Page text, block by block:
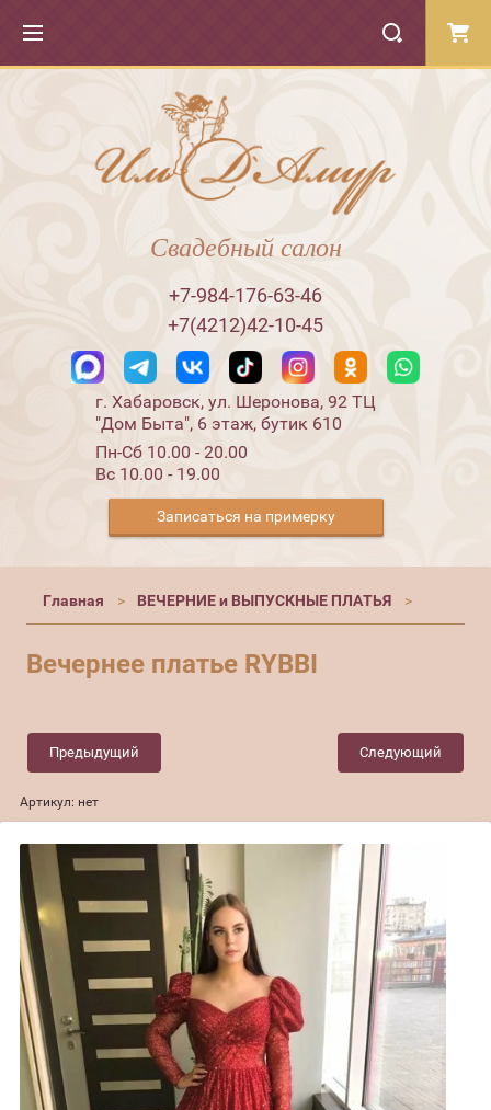
Свадебный салон
+7-984-176-63-46
+7(4212)42-10-45
г. Хабаровск, ул. Шеронова, 92 ТЦ
"Дом Быта", 6 этаж, бутик 610
Пн-Сб 10.00 - 20.00
Вс 10.00 - 19.00
Записаться на примерку
Главная ВЕЧЕРНИЕ и ВЫПУСКНЫЕ ПЛАТЬЯ
Вечернее платье RYBBI
Предыдущий Следующий
Артикул: нет